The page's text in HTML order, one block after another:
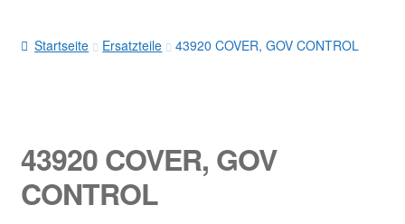
SALE
Classic Parts
Startseite Ersatzteile 43920 COVER, GOV CONTROL
43920 COVER, GOV
CONTROL